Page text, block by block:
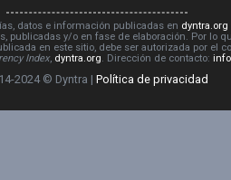
datos e información publicadas en dyntra.org
publicadas y/o en fase de elaboración. Por lo
en este sitio, debe ser autorizada por el
Index, dyntra.org . Dirección de contacto:
2024 © Dyntra | Política de privacidad